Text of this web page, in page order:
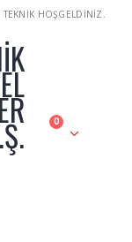
TEKNİK HOŞGELDİNİZ.
0